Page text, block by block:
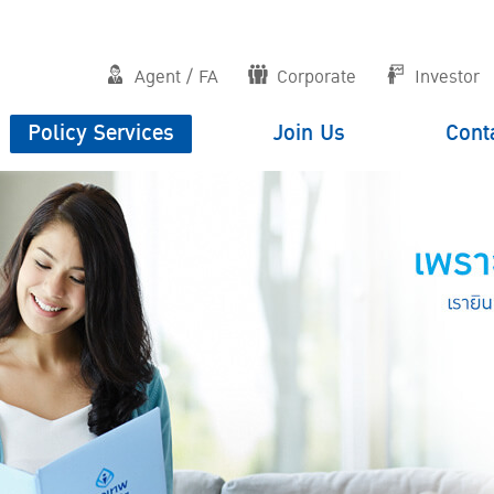
Agent / FA Corporate Investor
Policy Services Join Us